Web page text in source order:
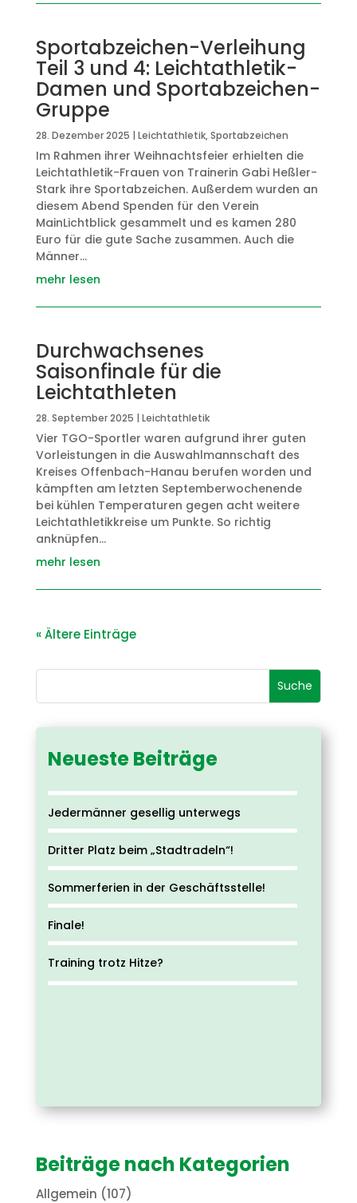
Sportabzeichen-Verleihung
Teil 3 und 4: Leichtathletik-
Damen und Sportabzeichen-
Gruppe
28. Dezember 2025 | Leichtathletik,Sportabzeichen
Im Rahmen ihrer Weihnachtsfeier erhielten die
Leichtathletik-Frauen von Trainerin Gabi Heßler-
Stark ihre Sportabzeichen. Außerdem wurden an
diesem Abend Spenden für den Verein
MainLichtblick gesammelt und es kamen 280
Euro für die gute Sache zusammen. Auch die
Männer...
mehr lesen
Durchwachsenes
Saisonfinale für die
Leichtathleten
28. September 2025 | Leichtathletik
Vier TGO-Sportler waren aufgrund ihrer guten
Vorleistungen in die Auswahlmannschaft des
Kreises Offenbach-Hanau berufen worden und
kämpften am letzten Septemberwochenende
bei kühlen Temperaturen gegen acht weitere
Leichtathletikkreise um Punkte. So richtig
anknüpfen...
mehr lesen
« Ältere Einträge
Neueste Beiträge
Jedermänner gesellig unterwegs
Dritter Platz beim „Stadtradeln“!
Sommerferien in der Geschäftsstelle!
Finale!
Training trotz Hitze?
Beiträge nach Kategorien
Allgemein (107)